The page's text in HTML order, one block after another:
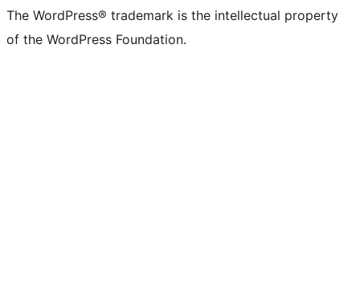
The WordPress® trademark is the intellectual property
of the WordPress Foundation.